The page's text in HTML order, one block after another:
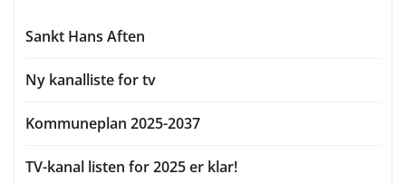
Sankt Hans Aften
Ny kanalliste for tv
Kommuneplan 2025-2037
TV-kanal listen for 2025 er klar!